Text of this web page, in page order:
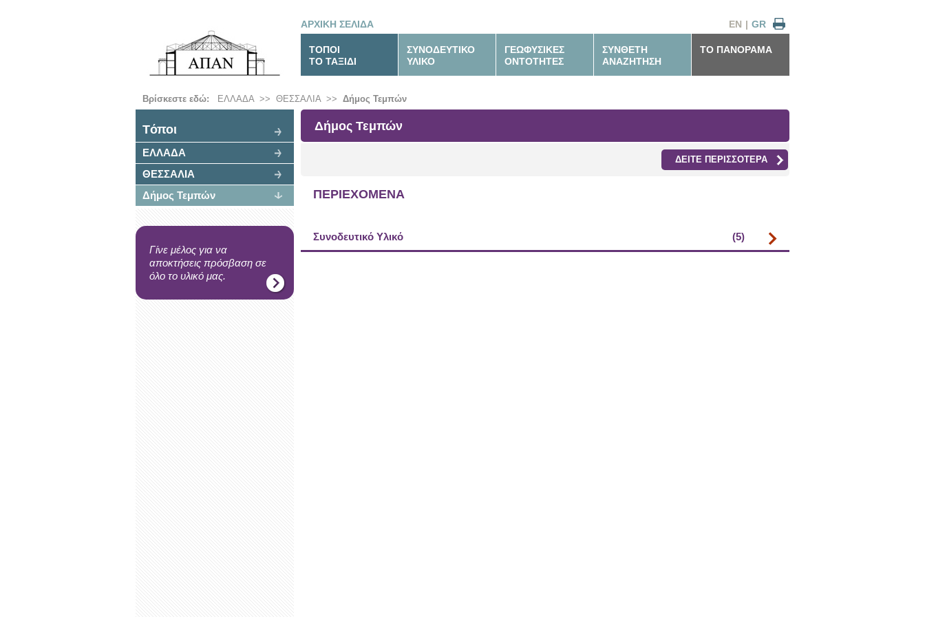
ΑΡΧΙΚΗ ΣΕΛΙΔΑ GR
|
EN
ΤΟΠΟΙ
ΤΟ ΤΑΞΙΔΙ
ΣΥΝΟΔΕΥΤΙΚΟ
ΥΛΙΚΟ
ΓΕΩΦΥΣΙΚΕΣ
ΟΝΤΟΤΗΤΕΣ
ΣΥΝΘΕΤΗ
ΑΝΑΖΗΤΗΣΗ
ΤΟ ΠΑΝΟΡΑΜΑ
Βρίσκεστε εδώ: ΕΛΛΑΔΑ>> ΘΕΣΣΑΛΙΑ>> Δήμος Τεμπών
Tόποι
ΕΛΛΑΔΑ
ΘΕΣΣΑΛΙΑ
Δήμος Τεμπών
Γίνε μέλος για να
αποκτήσεις πρόσβαση σε
όλο το υλικό μας.
Δήμος Τεμπών
ΔΕΙΤΕ ΠΕΡΙΣΣΟΤΕΡΑ
ΠΕΡΙΕΧΟΜΕΝΑ
Συνοδευτικό Υλικό (5)